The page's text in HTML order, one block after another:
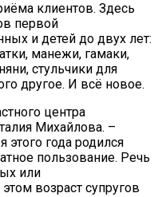
клиентов. Здесь
первой
и детей до двух лет:
манежи, гамаки,
стульчики для
другое. И всё новое.
центра
Михайлова. –
этого года родился
пользование. Речь
или
возраст супругов